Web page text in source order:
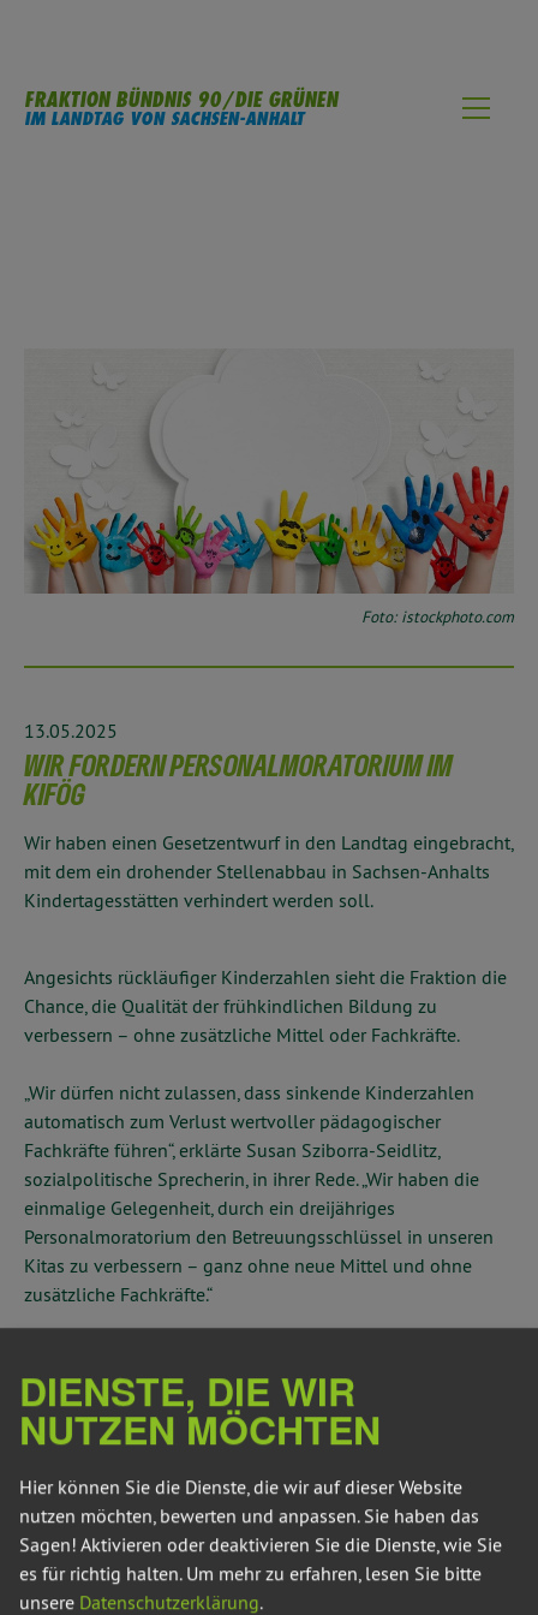
FRAKTION BÜNDNIS 90/DIE GRÜNEN
IM LANDTAG VON SACHSEN-ANHALT
Foto: istockphoto.com
13.05.2025
WIR FORDERN PERSONALMORATORIUM IM
KIFÖG
Wir haben einen Gesetzentwurf in den Landtag eingebracht,
mit dem ein drohender Stellenabbau in Sachsen-Anhalts
Kindertagesstätten verhindert werden soll.
Angesichts rückläufiger Kinderzahlen sieht die Fraktion die
Chance, die Qualität der frühkindlichen Bildung zu
verbessern – ohne zusätzliche Mittel oder Fachkräfte.
„Wir dürfen nicht zulassen, dass sinkende Kinderzahlen
automatisch zum Verlust wertvoller pädagogischer
Fachkräfte führen“, erklärte Susan Sziborra-Seidlitz,
sozialpolitische Sprecherin, in ihrer Rede. „Wir haben die
einmalige Gelegenheit, durch ein dreijähriges
Personalmoratorium den Betreuungsschlüssel in unseren
Kitas zu verbessern – ganz ohne neue Mittel und ohne
zusätzliche Fachkräfte.“
Kinder, die für die Landesbeteiligung an den Kita-Kosten
maßgeblich ist, auf dem Stand vom 1. März 2024 für drei
Jahre festzuschreiben. Damit bliebe die Landesförderung
Sziborra-Seidlitz betont: „Bessere Betreuung gelingt nur mit
mehr Personal – und zwar dort, wo Kinder heute und
morgen sind. Die Kommunen erhalten so den Spielraum,
DIENSTE, DIE WIR
NUTZEN MÖCHTEN
Hier können Sie die Dienste, die wir auf dieser Website
nutzen möchten, bewerten und anpassen. Sie haben das
Sagen! Aktivieren oder deaktivieren Sie die Dienste, wie Sie
es für richtig halten. Um mehr zu erfahren, lesen Sie bitte
unsere Datenschutzerklärung.